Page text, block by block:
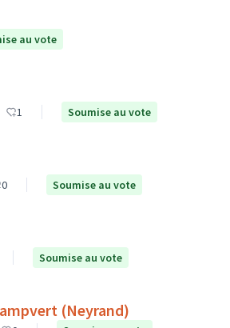
au vote
1 Soumise au vote
0 Soumise au vote
Soumise au vote
Boîte à livres à remplacer. Parc Champvert (Neyrand)